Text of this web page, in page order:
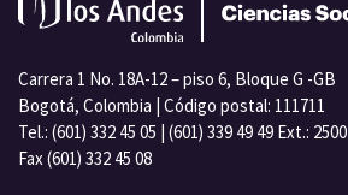
Carrera 1 No. 18A-12 – piso 6, Bloque G -GB
Bogotá, Colombia | Código postal: 111711
Tel.: (601) 332 45 05 | (601) 339 49 49 Ext.: 2500
Fax (601) 332 45 08